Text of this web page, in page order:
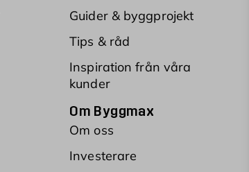
Guider & byggprojekt
Tips & råd
Inspiration från våra
kunder
Om Byggmax
Om oss
Investerare